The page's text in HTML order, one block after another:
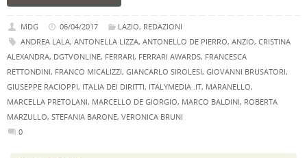
MDG 06/04/2017 LAZIO, REDAZIONI
ANDREA LALA, ANTONELLA LIZZA, ANTONELLO DE PIERRO, ANZIO, CRISTINA
ALEXANDRA, DGTVONLINE, FERRARI, FERRARI AWARDS, FRANCESCA
RETTONDINI, FRANCO MICALIZZI, GIANCARLO SIROLESI, GIOVANNI BRUSATORI,
GIUSEPPE RACIOPPI, ITALIA DEI DIRITTI, ITALYMEDIA .IT, MARANELLO,
MARCELLA PRETOLANI, MARCELLO DE GIORGIO, MARCO BALDINI, ROBERTA
MARZULLO, STEFANIA BARONE, VERONICA BRUNI
0